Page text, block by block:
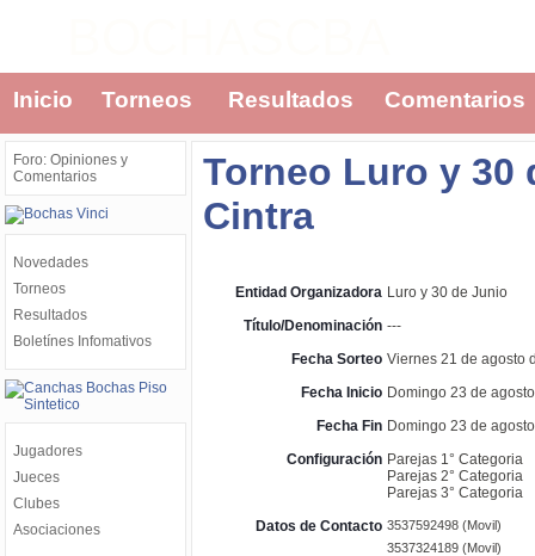
Inicio Torneos Resultados Comentarios
Foro: Opiniones y
Comentarios
Novedades
Torneos
Resultados
Boletínes Infomativos
Jugadores
Jueces
Clubes
Asociaciones
Torneo Luro y 30
Cintra
Entidad Organizadora Luro y 30 de Junio
Título/Denominación ---
Fecha Sorteo Viernes 21 de agosto
Fecha Inicio Domingo 23 de
Fecha Fin Domingo 23 de
Configuración Parejas 1° Categoria
Parejas 2° Categoria
Parejas 3° Categoria
Datos de Contacto 3537592498 (Movil)
3537324189 (Movil)